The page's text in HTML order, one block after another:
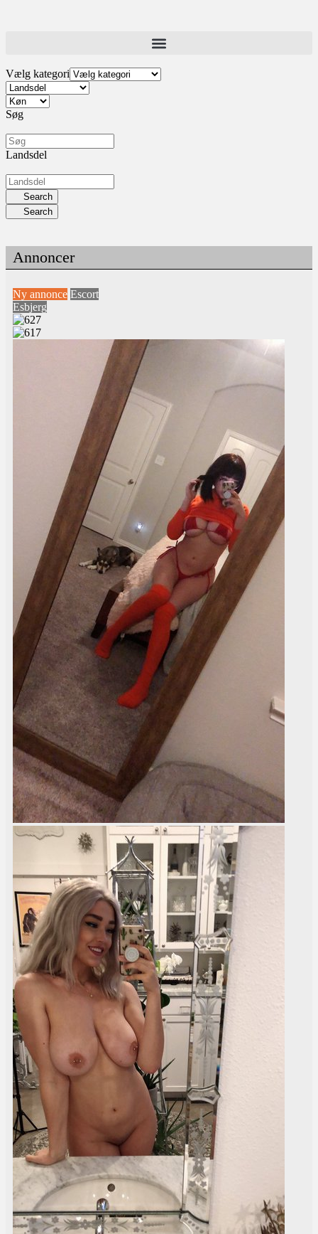
Vælg kategori
Søg
Landsdel
Search
Search
Annoncer
Ny annonce Escort
Esbjerg